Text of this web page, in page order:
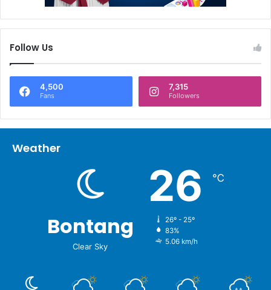
Follow Us
4,500
Fans
7,315
Followers
Weather
Bontang
Clear Sky
26 ℃
26º - 25º
83%
5.06 km/h